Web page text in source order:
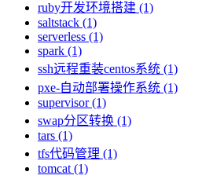
ruby开发环境搭建 (1)
saltstack (1)
serverless (1)
spark (1)
ssh远程重装centos系统 (1)
pxe-自动部署操作系统 (1)
supervisor (1)
swap分区转换 (1)
tars (1)
tfs代码管理 (1)
tomcat (1)